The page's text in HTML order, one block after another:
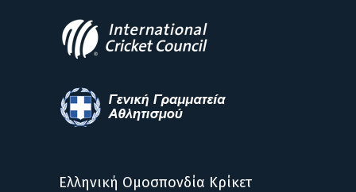
Ελληνική Ομοσπονδία Κρίκετ